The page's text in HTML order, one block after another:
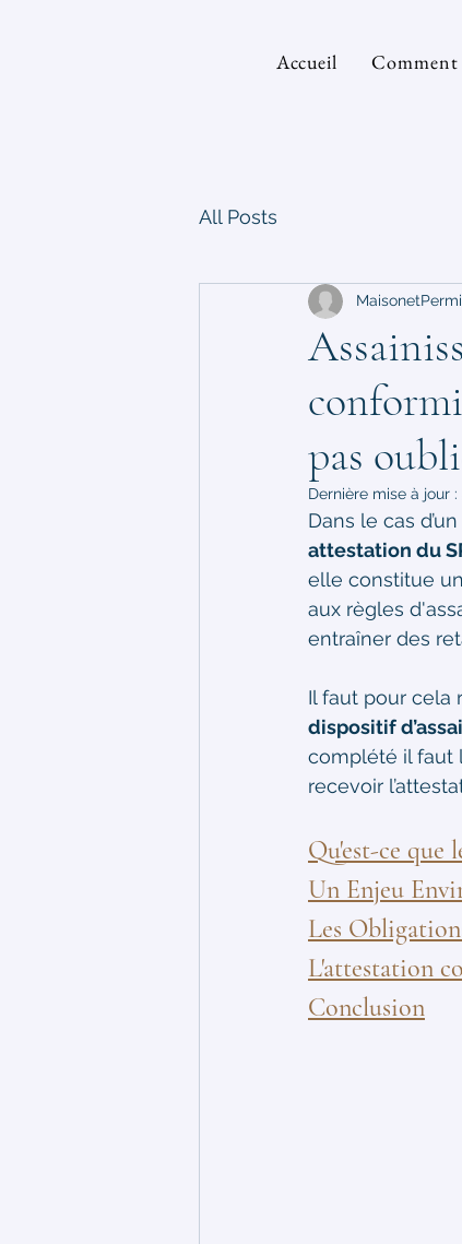
Accueil Comment
All Posts
pas
Dernière mise à jour :
Dans le cas d’un
attestation du
elle constitue
aux règles
entraîner des
Il faut pour cela
dispositif
complété il faut
recevoir
Qu'est-ce que
Un Enjeu
Les
L'attestation
Conclusion